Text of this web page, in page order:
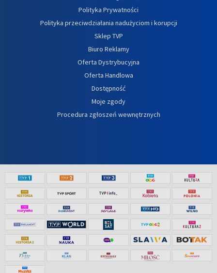
Polityka Prywatności
Polityka przeciwdziałania nadużyciom i korupcji
Sklep TVP
Biuro Reklamy
Oferta Dystrybucyjna
Oferta Handlowa
Dostępność
Moje zgody
Procedura zgłoszeń wewnętrznych